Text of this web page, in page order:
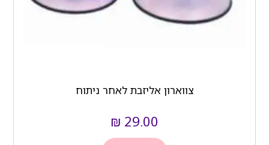
צווארון אליזבת לאחר ניתוח
₪ 29.00